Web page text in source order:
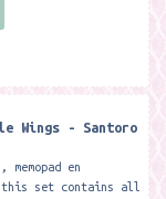
Wings - Santoro
en
this set contains all